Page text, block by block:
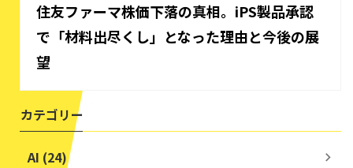
住友ファーマ株価下落の真相。iPS製品承認
で「材料出尽くし」となった理由と今後の展
望
カテゴリー
AI (24)